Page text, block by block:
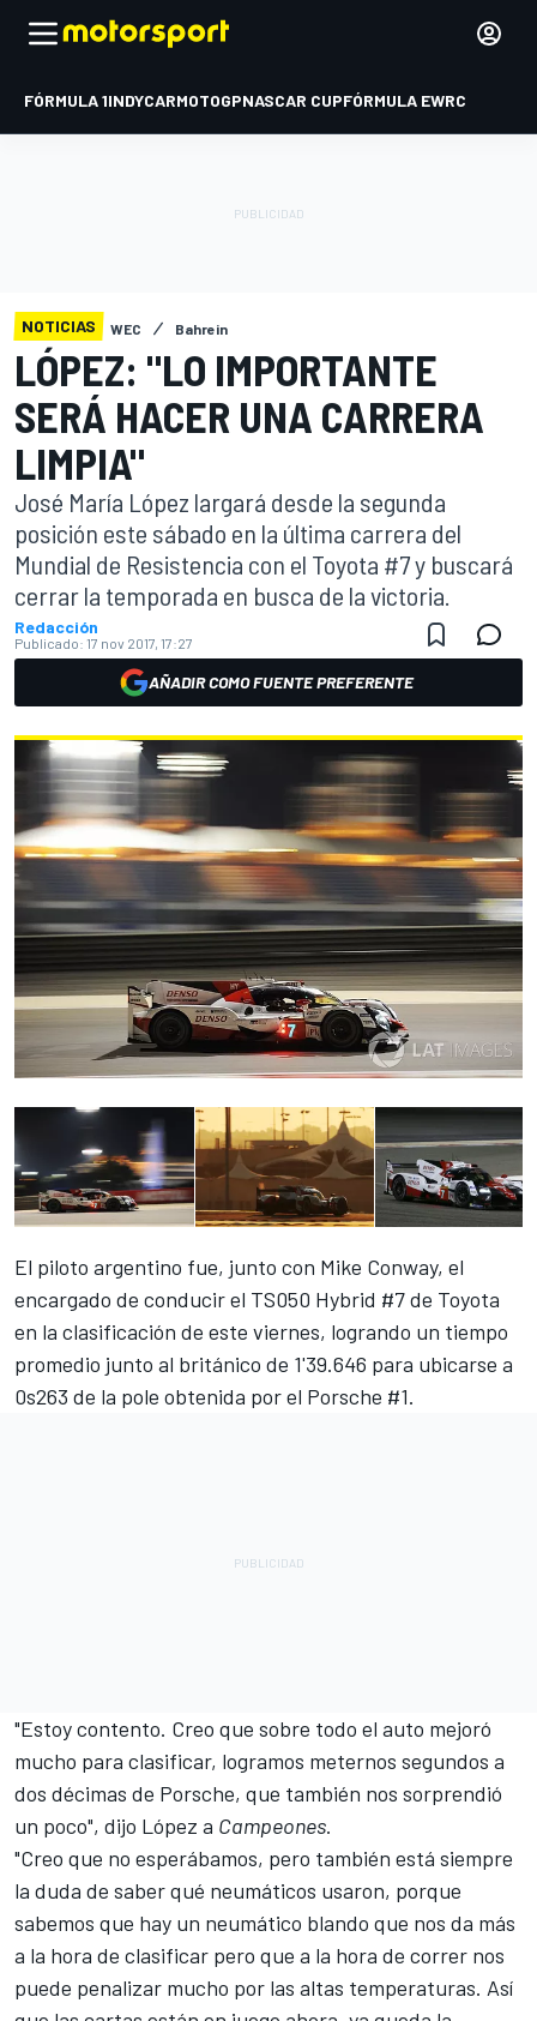
FÓRMULA 1INDYCARMOTOGPNASCAR CUPFÓRMULA EWRC
NOTICIAS WEC Bahrein
LÓPEZ: "LO IMPORTANTE
SERÁ HACER UNA CARRERA
LIMPIA"
José María López largará desde la segunda
posición este sábado en la última carrera del
Mundial de Resistencia con el Toyota #7 y buscará
cerrar la temporada en busca de la victoria.
Redacción
Publicado: 17 nov 2017, 17:27
AÑADIR COMO FUENTE PREFERENTE
El piloto argentino fue, junto con Mike Conway, el
encargado de conducir el TS050 Hybrid #7 de Toyota
en la clasificación de este viernes, logrando un tiempo
promedio junto al británico de 1'39.646 para ubicarse a
0s263 de la pole obtenida por el Porsche #1.
"Estoy contento. Creo que sobre todo el auto mejoró
mucho para clasificar, logramos meternos segundos a
dos décimas de Porsche, que también nos sorprendió
un poco", dijo López a Campeones.
"Creo que no esperábamos, pero también está siempre
la duda de saber qué neumáticos usaron, porque
sabemos que hay un neumático blando que nos da más
a la hora de clasificar pero que a la hora de correr nos
puede penalizar mucho por las altas temperaturas. Así